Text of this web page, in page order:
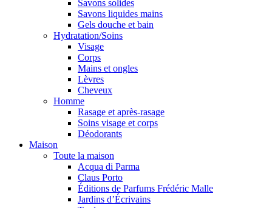
Savons solides
Savons liquides mains
Gels douche et bain
Hydratation/Soins
Visage
Corps
Mains et ongles
Lèvres
Cheveux
Homme
Rasage et après-rasage
Soins visage et corps
Déodorants
Maison
Toute la maison
Acqua di Parma
Claus Porto
Éditions de Parfums Frédéric Malle
Jardins d’Écrivains